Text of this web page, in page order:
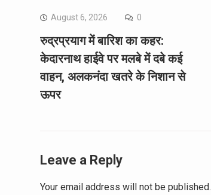
August 6, 2026 0
रुद्रप्रयाग में बारिश का कहर:
केदारनाथ हाईवे पर मलबे में दबे कई
वाहन, अलकनंदा खतरे के निशान से
ऊपर
Leave a Reply
Your email address will not be published.